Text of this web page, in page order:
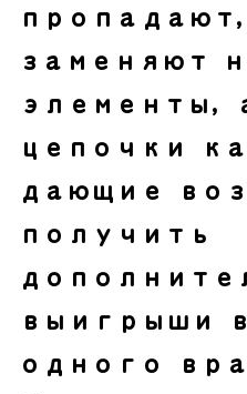
заменяют
элементы,
цепочки
дающие
получить
выигрыши
одного